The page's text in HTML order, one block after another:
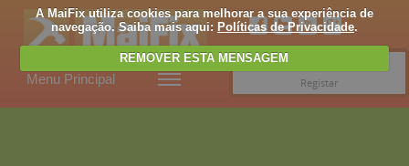
A MaiFix utiliza cookies para melhorar a sua experiência de
navegação. Saiba mais aqui: Políticas de Privacidade.
REMOVER ESTA MENSAGEM
Menu Principal
Registar